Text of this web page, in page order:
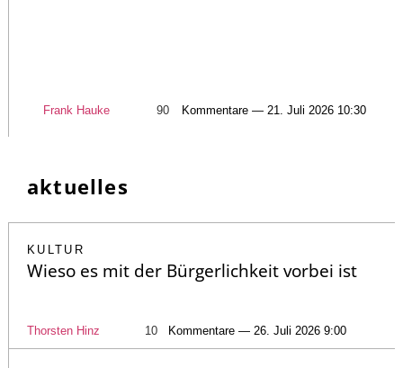
Frank Hauke 90 Kommentare — 21. Juli 2026 10:30
aktuelles
KULTUR
Wieso es mit der Bürgerlichkeit vorbei ist
Thorsten Hinz 10 Kommentare — 26. Juli 2026 9:00